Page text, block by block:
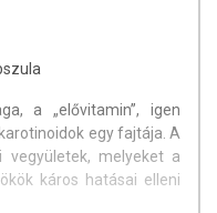
a „elővitamin”, igen
egy fajtája. A
vegyületek, melyeket a
káros hatásai elleni